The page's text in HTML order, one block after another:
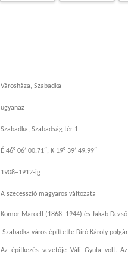
Városháza, Szabadka
ugyanaz
Szabadka, Szabadság tér 1.
É 46° 06′ 00.71″, K 19° 39′ 49.99″
1908–1912-ig
A szecesszió magyaros változata
Komor Marcell (1868–1944) és Jakab
Szabadka város építtette Bíró Károly
Az építkezés vezetője Váli Gyula volt.